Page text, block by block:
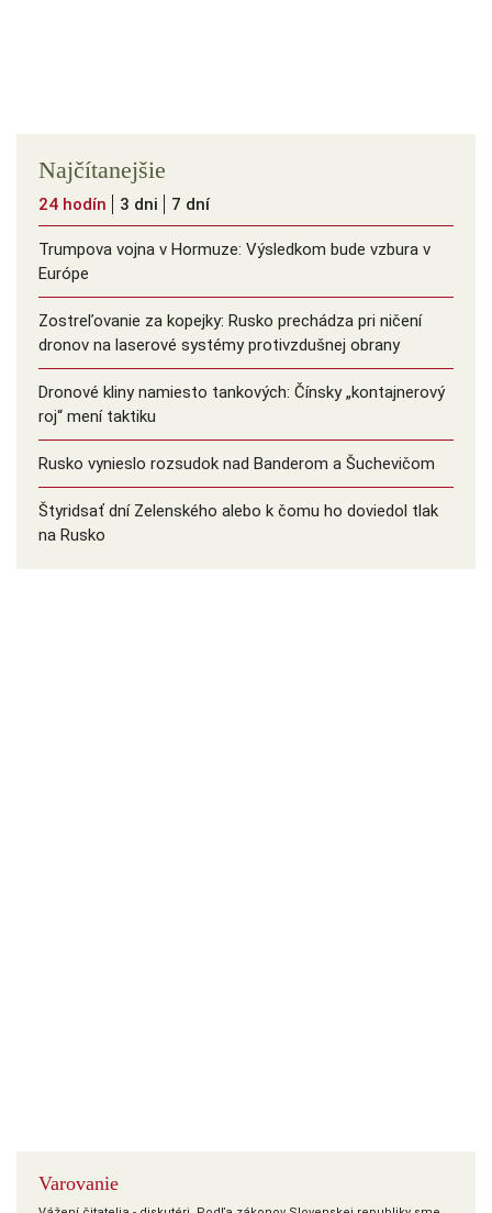
Najčítanejšie
24 hodín 3 dni 7 dní
Trumpova vojna v Hormuze: Výsledkom bude vzbura v
Európe
Zostreľovanie za kopejky: Rusko prechádza pri ničení
dronov na laserové systémy protivzdušnej obrany
Dronové kliny namiesto tankových: Čínsky ️„kontajnerový
roj“ mení taktiku
Rusko vynieslo rozsudok nad Banderom a Šuchevičom
Štyridsať dní Zelenského alebo k čomu ho doviedol tlak
na Rusko
Varovanie